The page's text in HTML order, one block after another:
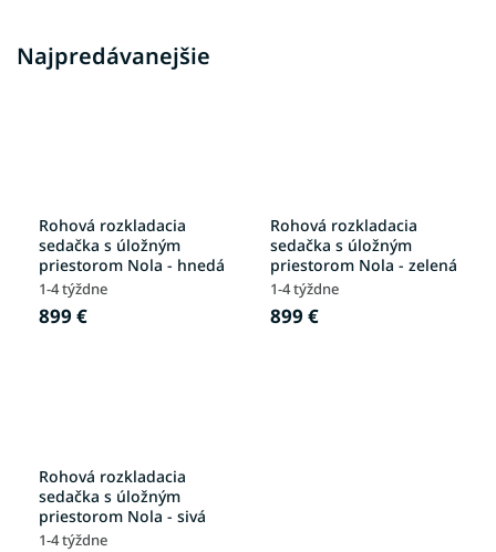
Najpredávanejšie
Rohová rozkladacia
sedačka s úložným
priestorom Nola - hnedá
1-4 týždne
899 €
Rohová rozkladacia
sedačka s úložným
priestorom Nola - zelená
1-4 týždne
899 €
Rohová rozkladacia
sedačka s úložným
priestorom Nola - sivá
1-4 týždne